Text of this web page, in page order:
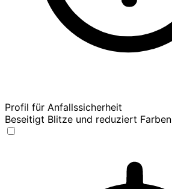
Profil für Anfallssicherheit
Beseitigt Blitze und reduziert Farben